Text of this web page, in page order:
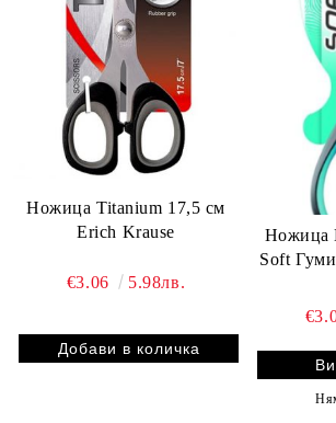
Ножица Titanium 17,5 см
Erich Krause
€3.06 5.98лв.
Ножица
Soft